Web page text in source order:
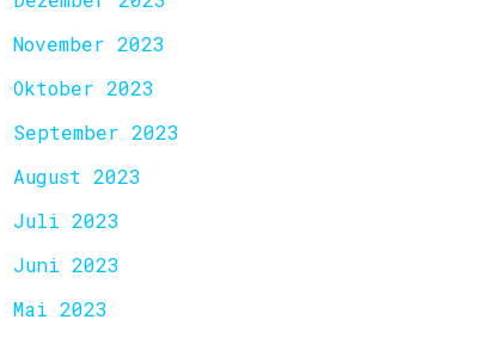
November 2023
Oktober 2023
September 2023
August 2023
Juli 2023
Juni 2023
Mai 2023